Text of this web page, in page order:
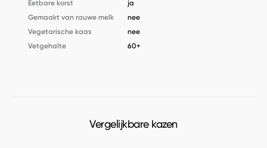
Eetbare korst
ja
Gemaakt van rauwe melk
nee
Vegetarische kaas
nee
Vetgehalte
60+
Vergelijkbare kazen